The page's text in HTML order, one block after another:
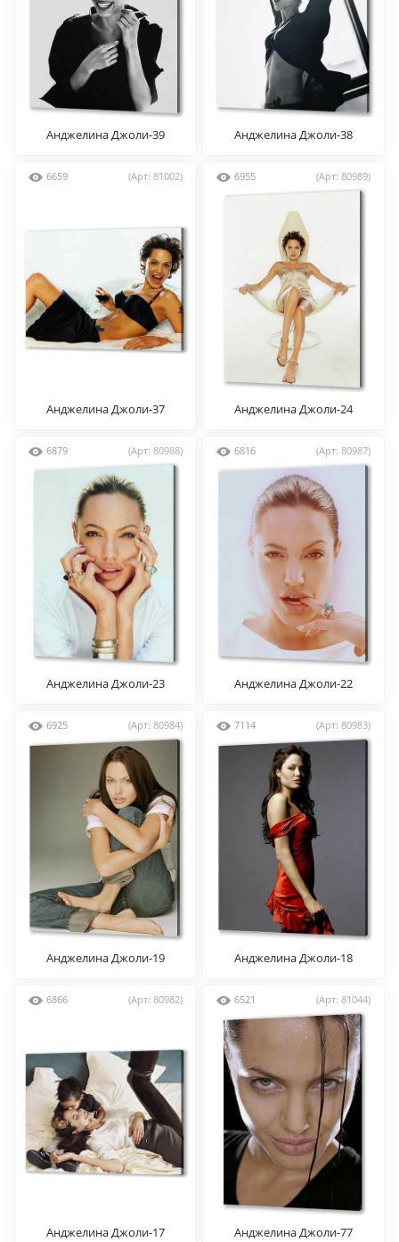
Анджелина Джоли-39 Анджелина Джоли-38
6659 (Арт: 81002)
Анджелина Джоли-37
6955 (Арт: 80989)
Анджелина Джоли-24
6879 (Арт: 80988)
Анджелина Джоли-23
6816 (Арт: 80987)
Анджелина Джоли-22
6925 (Арт: 80984)
Анджелина Джоли-19
7114 (Арт: 80983)
Анджелина Джоли-18
6866 (Арт: 80982)
Анджелина Джоли-17
6521 (Арт: 81044)
Анджелина Джоли-77